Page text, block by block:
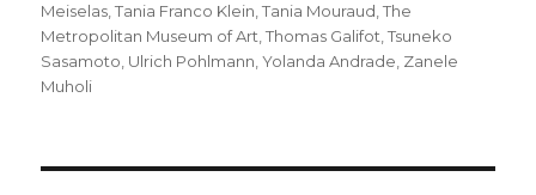
Meiselas,Tania Franco Klein,Tania Mouraud,The
Metropolitan Museum of Art,Thomas Galifot,Tsuneko
Sasamoto, Ulrich Pohlmann,Yolanda Andrade, Zanele
Muholi